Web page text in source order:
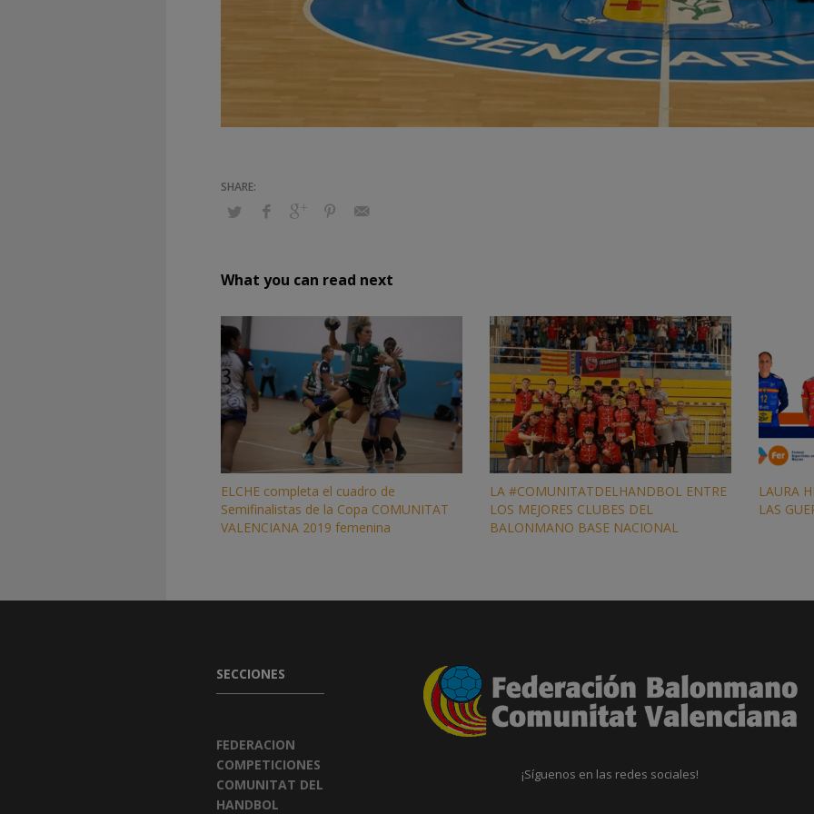
What you can read next
ELCHE completa el cuadro de
Semifinalistas de la Copa COMUNITAT
VALENCIANA 2019 femenina
LA #COMUNITATDELHANDBOL ENTRE
LOS MEJORES CLUBES DEL
BALONMANO BASE NACIONAL
LAURA
LAS
SECCIONES
FEDERACION
COMPETICIONES
COMUNITAT DEL
HANDBOL
¡Síguenos en las redes sociales!